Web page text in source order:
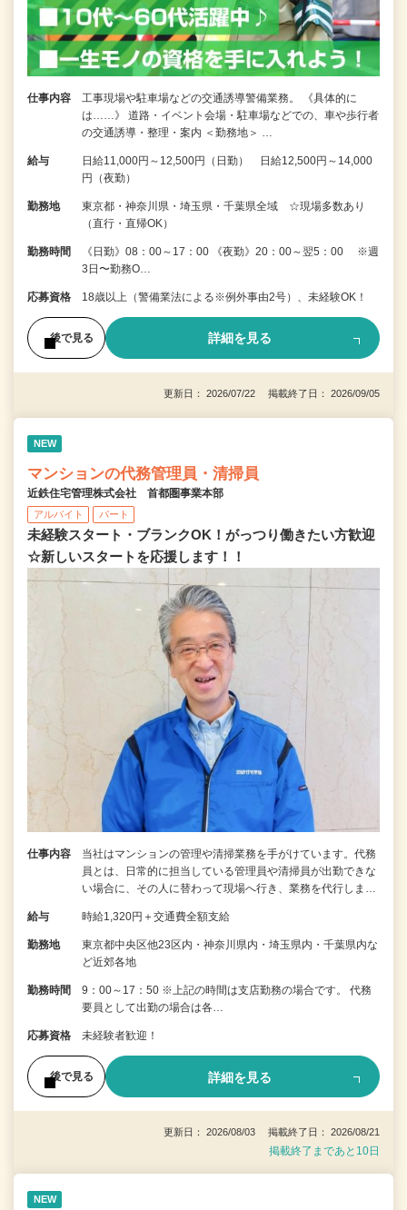
仕事内容
工事現場や駐車場などの交通誘導警備業務。 《具体的に
は……》 道路・イベント会場・駐車場などでの、車や歩行者
の交通誘導・整理・案内 ＜勤務地＞ …
給与
日給11,000円～12,500円（日勤） 日給12,500円～14,000
円（夜勤）
勤務地
東京都・神奈川県・埼玉県・千葉県全域 ☆現場多数あり
（直行・直帰OK）
勤務時間
《日勤》08：00～17：00 《夜勤》20：00～翌5：00 ※週
3日〜勤務O…
応募資格 18歳以上（警備業法による※例外事由2号）、未経験OK！
後で見る 詳細を見る
更新日： 2026/07/22 掲載終了日： 2026/09/05
NEW
マンションの代務管理員・清掃員
近鉄住宅管理株式会社 首都圏事業本部
アルバイト パート
未経験スタート・ブランクOK！がっつり働きたい方歓迎
☆新しいスタートを応援します！！
仕事内容
当社はマンションの管理や清掃業務を手がけています。代務
員とは、日常的に担当している管理員や清掃員が出勤できな
い場合に、その人に替わって現場へ行き、業務を代行しま…
給与 時給1,320円＋交通費全額支給
勤務地
東京都中央区他23区内・神奈川県内・埼玉県内・千葉県内な
ど近郊各地
勤務時間
9：00～17：50 ※上記の時間は支店勤務の場合です。 代務
要員として出勤の場合は各…
応募資格 未経験者歓迎！
後で見る 詳細を見る
更新日： 2026/08/03 掲載終了日： 2026/08/21
掲載終了まであと10日
NEW